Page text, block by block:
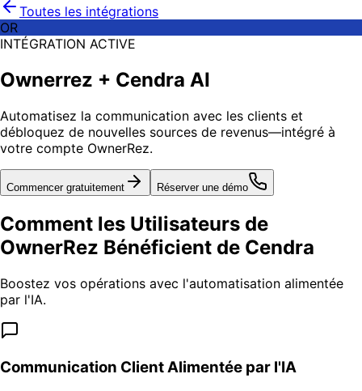
Toutes les intégrations
OR
INTÉGRATION ACTIVE
Ownerrez + Cendra AI
Automatisez la communication avec les clients et
débloquez de nouvelles sources de revenus—intégré à
votre compte OwnerRez.
Commencer gratuitement Réserver une démo
Comment les Utilisateurs de
OwnerRez Bénéficient de Cendra
Boostez vos opérations avec l'automatisation alimentée
par l'IA.
Communication Client Alimentée par l'IA